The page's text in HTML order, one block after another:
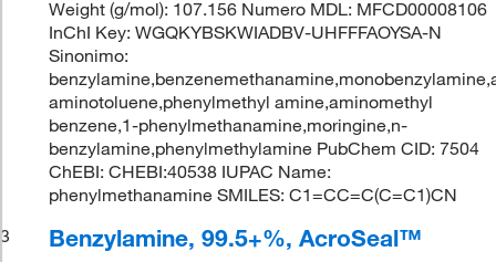
Weight (g/mol): 107.156 Numero MDL: MFCD00008106
InChI Key: WGQKYBSKWIADBV-UHFFFAOYSA-N
Sinonimo:
aminotoluene,phenylmethyl amine,aminomethyl
benzene,1-phenylmethanamine,moringine,n-
benzylamine,phenylmethylamine PubChem CID: 7504
ChEBI: CHEBI:40538 IUPAC Name:
phenylmethanamine SMILES: C1=CC=C(C=C1)CN
3
Benzylamine, 99.5+%, AcroSeal™